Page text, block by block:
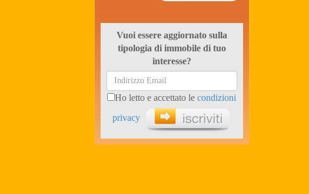
Vuoi essere aggiornato sulla
tipologia di immobile di tuo
interesse?
Ho letto e accettato lecondizioni
privacy
Iscriviti ora